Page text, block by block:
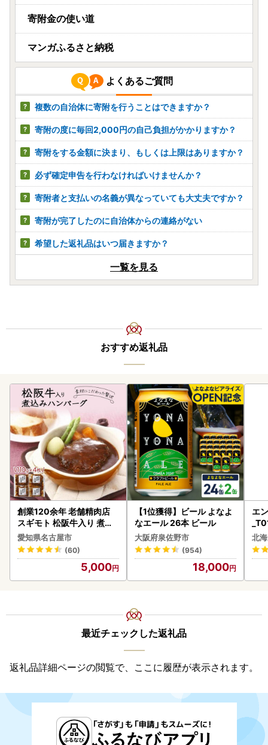
寄附金の使い道
マンガふるさと納税
よくあるご質問
複数の自治体に寄附を行うことはできますか？
寄附の度に毎回2,000円の自己負担がかかりますか？
寄附をする金額に決まり、もしくは上限はありますか？
必ず確定申告を行わなければいけませんか？
寄附者と支払いの名義が異なっていても大丈夫ですか？
寄附が完了したのに自治体からの連絡がない
希望した返礼品はいつ届きますか？
一覧を見る
おすすめ返礼品
創業120余年 老舗精肉店
スギモト 松阪牛入り 煮込
み ハンバーグ 110g×4枚
惣菜 お取り寄せ グルメ ハ
ンバーグ 冷凍
愛知県名古屋市
(60)
5,000
【1位獲得】ビール よなよ
なエール 26本 ビール
大阪府泉佐野市
(954)
18,000
エ
北
最近チェックした返礼品
返礼品詳細ページの閲覧で、ここに履歴が表示されます。